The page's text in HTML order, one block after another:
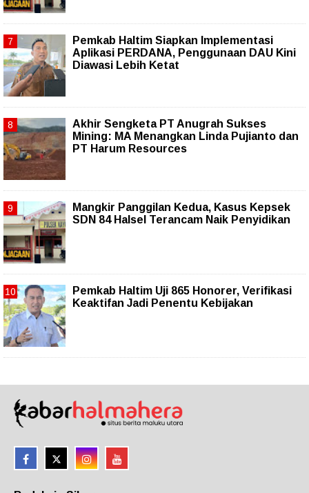
Pemkab Haltim Siapkan Implementasi
Aplikasi PERDANA, Penggunaan DAU Kini
Diawasi Lebih Ketat
Akhir Sengketa PT Anugrah Sukses
Mining: MA Menangkan Linda Pujianto dan
PT Harum Resources
Mangkir Panggilan Kedua, Kasus Kepsek
SDN 84 Halsel Terancam Naik Penyidikan
Pemkab Haltim Uji 865 Honorer, Verifikasi
Keaktifan Jadi Penentu Kebijakan